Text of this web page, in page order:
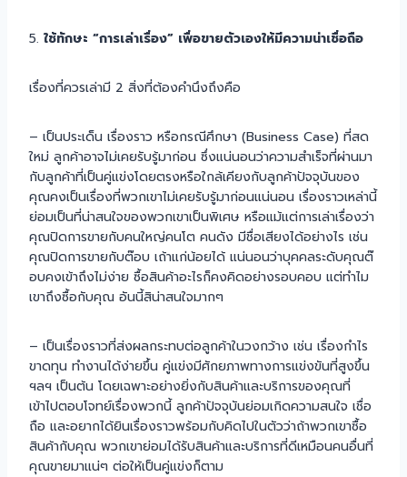
5. ใช้ทักษะ “การเล่าเรื่อง” เพื่อขายตัวเองให้มีความน่าเชื่อถือ
เรื่องที่ควรเล่ามี 2 สิ่งที่ต้องคำนึงถึงคือ
– เป็นประเด็น เรื่องราว หรือกรณีศึกษา (Business Case) ที่สด
ใหม่ ลูกค้าอาจไม่เคยรับรู้มาก่อน ซึ่งแน่นอนว่าความสำเร็จที่ผ่านมา
กับลูกค้าที่เป็นคู่แข่งโดยตรงหรือใกล้เคียงกับลูกค้าปัจจุบันของ
คุณคงเป็นเรื่องที่พวกเขาไม่เคยรับรู้มาก่อนแน่นอน เรื่องราวเหล่านี้
ย่อมเป็นที่น่าสนใจของพวกเขาเป็นพิเศษ หรือแม้แต่การเล่าเรื่องว่า
คุณปิดการขายกับคนใหญ่คนโต คนดัง มีชื่อเสียงได้อย่างไร เช่น
คุณปิดการขายกับต๊อบ เถ้าแก่น้อยได้ แน่นอนว่าบุคคลระดับคุณต๊
อบคงเข้าถึงไม่ง่าย ซื้อสินค้าอะไรก็คงคิดอย่างรอบคอบ แต่ทำไม
เขาถึงซื้อกับคุณ อันนี้สิน่าสนใจมากๆ
– เป็นเรื่องราวที่ส่งผลกระทบต่อลูกค้าในวงกว้าง เช่น เรื่องกำไร
ขาดทุน ทำงานได้ง่ายขึ้น คู่แข่งมีศักยภาพทางการแข่งขันที่สูงขึ้น
ฯลฯ เป็นต้น โดยเฉพาะอย่างยิ่งกับสินค้าและบริการของคุณที่
เข้าไปตอบโจทย์เรื่องพวกนี้ ลูกค้าปัจจุบันย่อมเกิดความสนใจ เชื่อ
ถือ และอยากได้ยินเรื่องราวพร้อมกับคิดไปในตัวว่าถ้าพวกเขาซื้อ
สินค้ากับคุณ พวกเขาย่อมได้รับสินค้าและบริการที่ดีเหมือนคนอื่นที่
คุณขายมาแน่ๆ ต่อให้เป็นคู่แข่งก็ตาม